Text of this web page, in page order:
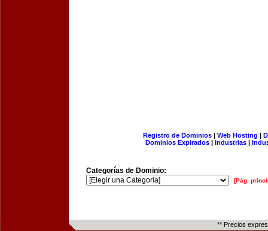
Registro de Dominios| Web Hosting |
Dominios Expirados | Industrias |
Categorías de Dominio:
[Pág.
** Precios